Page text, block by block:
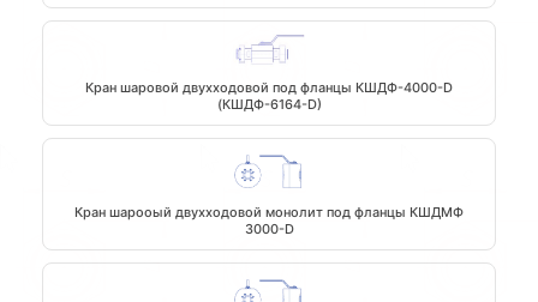
Кран шаровой двухходовой под фланцы КШДФ-4000-D
(КШДФ-6164-D)
Кран шарооый двухходовой монолит под фланцы КШДМФ
3000-D